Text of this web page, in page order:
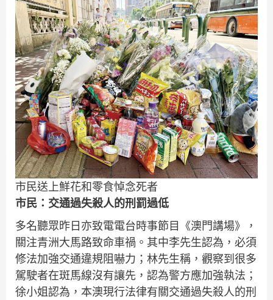
市民送上鮮花和零食悼念死者
市民：交通過失殺人的刑罰過低
多名聽眾昨日亦致電電台時事節目《澳門講場》，
關注青洲大馬路致命車禍。其中李先生認為，必須
修法加強交通違規阻嚇力；林先生稱，觀察到很多
駕駛者在斑馬線沒有讓先，認為警方應加強執法；
徐小姐認為，本澳現行法律有關交通過失殺人的刑